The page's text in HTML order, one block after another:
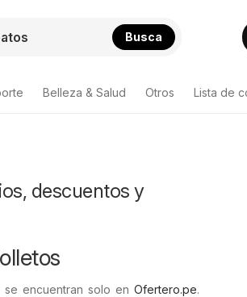
Busca
Belleza & Salud Otros Lista de
descuentos y
encuentran solo en Ofertero.pe.